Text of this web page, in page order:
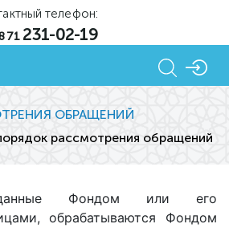
телефон:
71231-02-19
ОБРАЩЕНИЙ
рассмотрения обращений
Фондом или его
обрабатываются Фондом